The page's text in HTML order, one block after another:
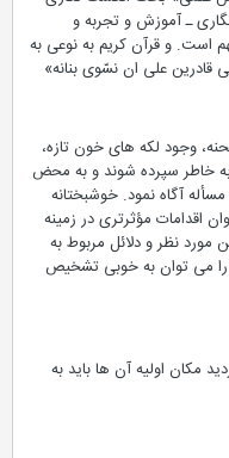
ـ آموزش و تجربه و
و قرآن کریم به نوعی به
علی ان نسّوی بنانه»
وجود لکه های خون تازه،
خاطر سپرده شوند و به محض
آگاه نمود. خوشبختانه
اقدامات مؤثرتری در زمینه
نظر و دلائل مربوط به
می توان به خوبی تشخیص
مکان اولیه آن ها باید به